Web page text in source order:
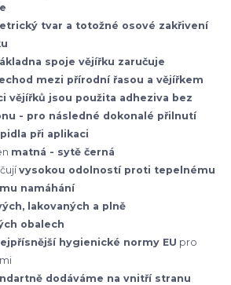
tvar a totožné osové zakřivení
spoje vějířku zaručuje
mezi přírodní řasou a vějířkem
vějířků jsou použita adheziva bez
- pro následné dokonalé přilnutí
při aplikaci
matná - sytě černá
vysokou odolností proti tepelnému
namáhání
lakovaných a plně
obalech
hygienické normy EU pro
dodáváme na vnitří stranu